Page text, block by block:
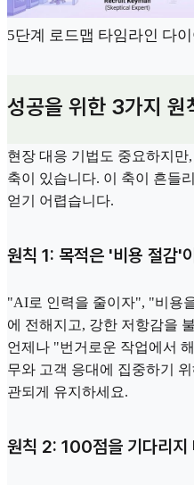
5단계 로드맵 타임라인 다
성공을 위한 3가지 원
현장 대응 기법도 중요하지
축이 있습니다. 이 축이 흔들
얻기 어렵습니다.
원칙 1: 목적은 '비용 절감'
"AI로 인력을 줄이자", "비용
에 전해지고, 강한 저항감을
언제나 "번거로운 작업에서
무와 고객 응대에 집중하기
관되게 유지하세요.
원칙 2: 100점을 기다리지